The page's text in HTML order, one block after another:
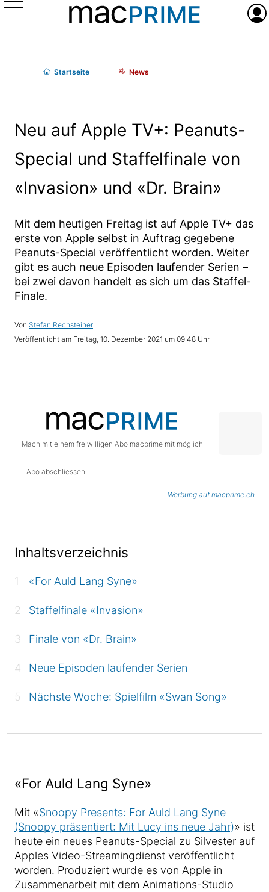
Menü
Startseite News
Neu auf Apple TV+: Peanuts-
Special und Staffelfinale von
«Invasion» und «Dr. Brain»
Mit dem heutigen Freitag ist auf Apple TV+ das
erste von Apple selbst in Auftrag gegebene
Peanuts-Special veröffentlicht worden. Weiter
gibt es auch neue Episoden laufender Serien –
bei zwei davon handelt es sich um das Staffel-
Finale.
Stefan Rechsteiner
Freitag, 10. Dezember 2021 um 09:48 Uhr
Mach mit einem freiwilligen Abo macprime mit möglich.
Abo abschliessen
Werbung auf macprime.ch
Inhaltsverzeichnis
«For Auld Lang Syne»
Staffelfinale «Invasion»
Finale von «Dr. Brain»
Neue Episoden laufender Serien
Nächste Woche: Spielfilm «Swan Song»
«For Auld Lang Syne»
Mit «Snoopy Presents: For Auld Lang Syne
(Snoopy präsentiert: Mit Lucy ins neue Jahr)» ist
heute ein neues Peanuts-Special zu Silvester auf
Apples Video-Streamingdienst veröffentlicht
worden. Produziert wurde es von Apple in
Zusammenarbeit mit dem Animations-Studio